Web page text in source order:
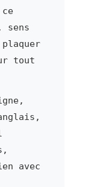
sens
tout
avec